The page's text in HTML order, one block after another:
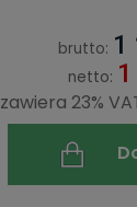
brutto: 1
netto:
zawiera 23%